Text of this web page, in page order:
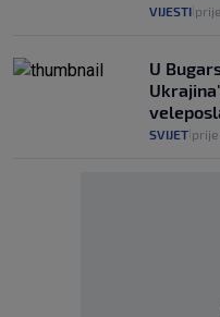
VIJESTI
U
SVIJET prije